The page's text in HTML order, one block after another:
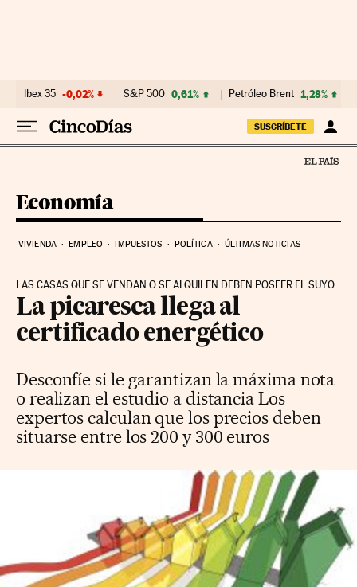
Ibex 35 -0,02% S&P 500 0,61% Petróleo Brent 1,28%
SUSCRÍBETE
Economía
VIVIENDA EMPLEO IMPUESTOS POLÍTICA ÚLTIMAS NOTICIAS
LAS CASAS QUE SE VENDAN O SE ALQUILEN DEBEN POSEER EL SUYO
La picaresca llega al
certificado energético
Desconfíe si le garantizan la máxima nota
o realizan el estudio a distancia Los
expertos calculan que los precios deben
situarse entre los 200 y 300 euros